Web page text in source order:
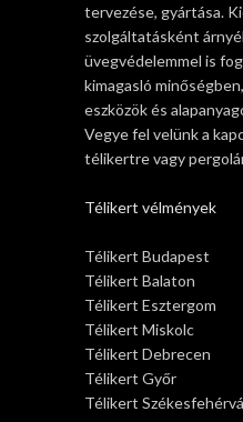
tervezése, gyártása.
szolgáltatásként
üvegvédelemmel is
kimagasló
eszközök és
Vegye fel velünk a
télikertre vagy
Télikert vélmények
Télikert Budapest
Télikert Balaton
Télikert Esztergom
Télikert Miskolc
Télikert Debrecen
Télikert Győr
Télikert